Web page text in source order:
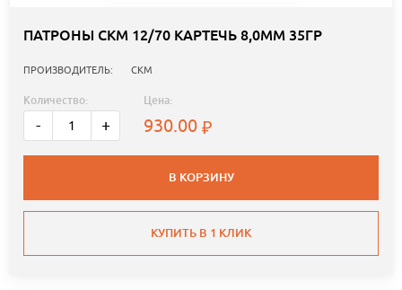
ПАТРОНЫ СКМ 12/70 КАРТЕЧЬ 8,0ММ 35ГР
ПРОИЗВОДИТЕЛЬ: СКМ
Количество:
- +
Цена:
930.00
В КОРЗИНУ
КУПИТЬ В 1 КЛИК